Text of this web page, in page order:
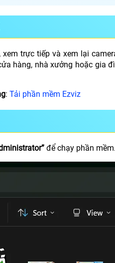
trực tiếp và xem lại
hàng, nhà xưởng hoặc gia
: Tải phần mềm Ezviz
để chạy phần mềm.